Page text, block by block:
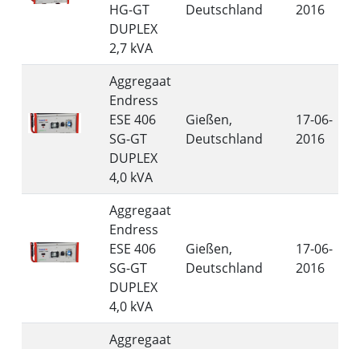
HG-GT
DUPLEX
2,7 kVA
Deutschland
2016
Aggregaat
Endress
ESE 406
SG-GT
DUPLEX
4,0 kVA
Gießen,
Deutschland
17-06-
2016
Aggregaat
Endress
ESE 406
SG-GT
DUPLEX
4,0 kVA
Gießen,
Deutschland
17-06-
2016
Aggregaat